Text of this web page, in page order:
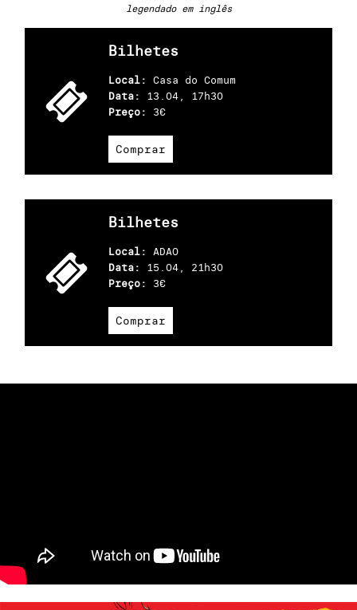
legendado em inglês
Bilhetes
Local:Casa do Comum
Data: 13.04, 17h30
Preço: 3€
Comprar
Bilhetes
Local: ADAO
Data: 15.04, 21h30
Preço: 3€
Comprar